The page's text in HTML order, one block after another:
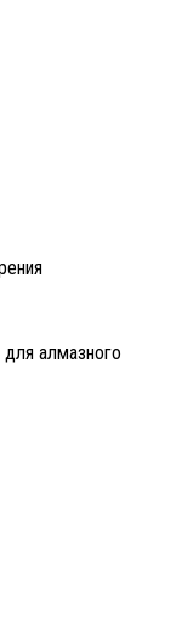
алмазного